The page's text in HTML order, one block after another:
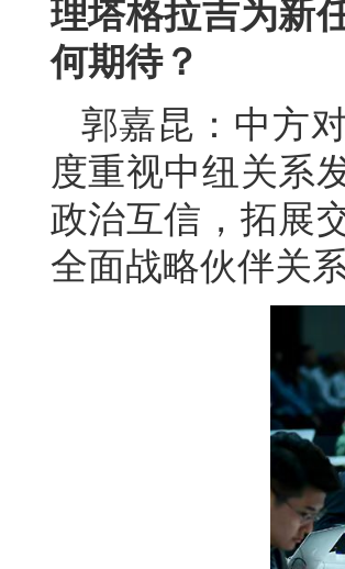
理塔格拉吉为新
何期待？
郭嘉昆：中方
度重视中纽关系
政治互信，拓展
全面战略伙伴关